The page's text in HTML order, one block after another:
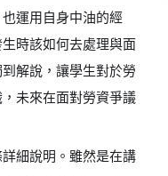
運用自身中油的經
時該如何去處理與面
解說，讓學生對於勞
未來在面對勞資爭議
細說明。雖然是在講